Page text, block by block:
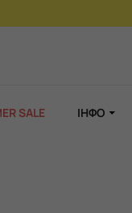
SALE ІНФО